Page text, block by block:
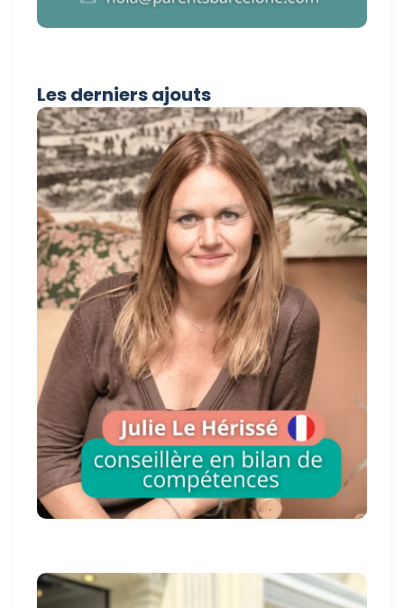
Les derniers ajouts